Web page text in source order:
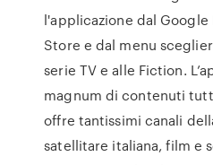
l'applicazione dal Google
Store e dal menu
serie TV e alle Fiction.
magnum di contenuti
offre tantissimi canali
satellitare italiana, film e